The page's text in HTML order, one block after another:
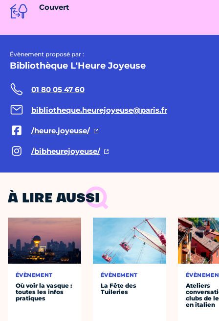
Couvert
Évènement proposé par :
Bibliothèque L'Heure Joyeuse
01 80 05 47 60
bibliotheque.heurejoyeuse@paris.fr
/heure.joyeuse/
/bibheurejoyeuse/
À LIRE AUSSI
ÉVÈNEMENT
Où voir la vasque :
toutes les infos
pratiques
ÉVÈNEMENT
La Fête des
Tuileries
Ateliers
clubs de
en italien